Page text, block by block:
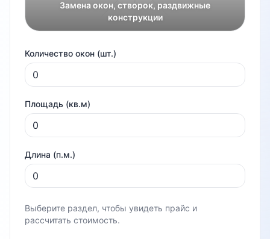
Замена окон, створок, раздвижные
конструкции
Количество окон (шт.)
Площадь (кв.м)
Длина (п.м.)
Выберите раздел, чтобы увидеть прайс и
рассчитать стоимость.